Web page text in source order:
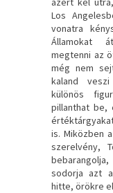
Los
vonatra
Államokat
megtenni az
még nem
kaland
különös
pillanthat be,
is. Miközben
szerelvény,
sodorja azt
hitte, örökre